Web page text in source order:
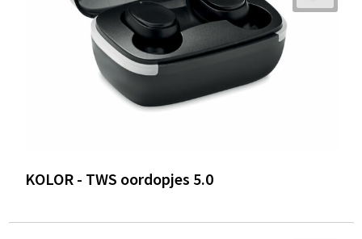
KOLOR - TWS oordopjes 5.0